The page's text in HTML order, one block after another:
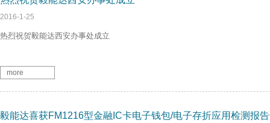
2016-1-25
热烈祝贺毅能达西安办事处成立
more
毅能达喜获FM1216型金融IC卡电子钱包/电子存折应用检测报